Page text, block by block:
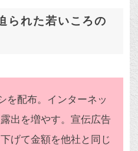
られた若いころの
を配布。インターネッ
出を増やす。宣伝広告
げて金額を他社と同じ